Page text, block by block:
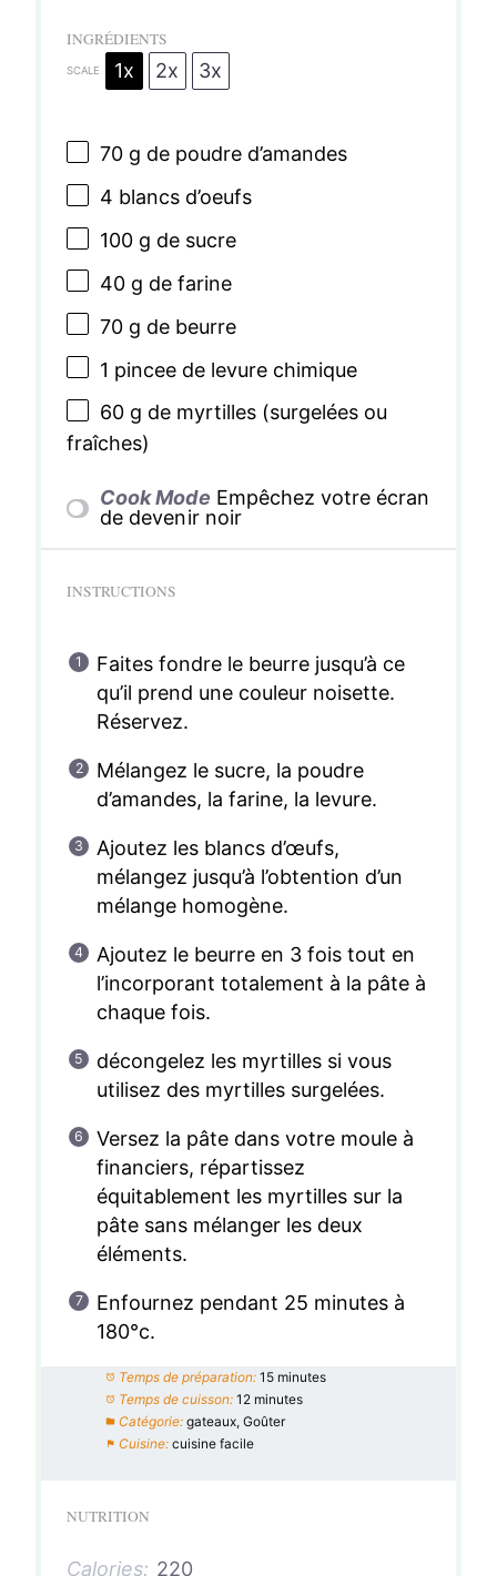
INGRÉDIENTS
SCALE 1x 2x 3x
70 g de poudre d’amandes
4 blancs d’oeufs
100 g de sucre
40 g de farine
70 g de beurre
1 pincee de levure chimique
60 g de myrtilles (surgelées ou
fraîches)
Cook Mode Empêchez votre écran
de devenir noir
INSTRUCTIONS
Faites fondre le beurre jusqu’à ce
qu’il prend une couleur noisette.
Réservez.
Mélangez le sucre, la poudre
d’amandes, la farine, la levure.
Ajoutez les blancs d’œufs,
mélangez jusqu’à l’obtention d’un
mélange homogène.
Ajoutez le beurre en 3 fois tout en
l’incorporant totalement à la pâte à
chaque fois.
décongelez les myrtilles si vous
utilisez des myrtilles surgelées.
Versez la pâte dans votre moule à
financiers, répartissez
équitablement les myrtilles sur la
pâte sans mélanger les deux
éléments.
Enfournez pendant 25 minutes à
180°c.
Temps de préparation: 15 minutes
Temps de cuisson: 12 minutes
Catégorie: gateaux, Goûter
Cuisine: cuisine facile
NUTRITION
Calories: 220